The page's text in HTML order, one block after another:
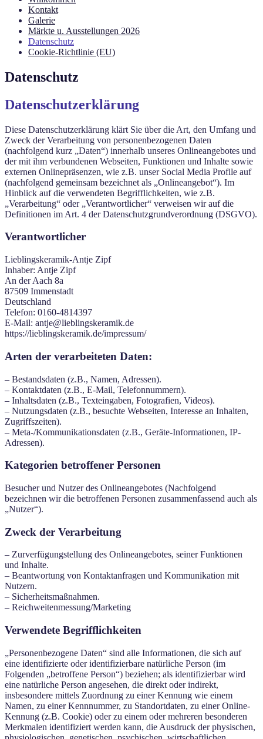
Kontakt
Galerie
Märkte u. Ausstellungen 2026
Datenschutz
Cookie-Richtlinie (EU)
Datenschutz
Datenschutzerklärung
Diese Datenschutzerklärung klärt Sie über die Art, den Umfang und
Zweck der Verarbeitung von personenbezogenen Daten
(nachfolgend kurz „Daten“) innerhalb unseres Onlineangebotes und
der mit ihm verbundenen Webseiten, Funktionen und Inhalte sowie
externen Onlinepräsenzen, wie z.B. unser Social Media Profile auf
(nachfolgend gemeinsam bezeichnet als „Onlineangebot“). Im
Hinblick auf die verwendeten Begrifflichkeiten, wie z.B.
„Verarbeitung“ oder „Verantwortlicher“ verweisen wir auf die
Definitionen im Art. 4 der Datenschutzgrundverordnung (DSGVO).
Verantwortlicher
Lieblingskeramik-Antje Zipf
Inhaber: Antje Zipf
An der Aach 8a
87509 Immenstadt
Deutschland
Telefon: 0160-4814397
E-Mail: antje@lieblingskeramik.de
https://lieblingskeramik.de/impressum/
Arten der verarbeiteten Daten:
– Bestandsdaten (z.B., Namen, Adressen).
– Kontaktdaten (z.B., E-Mail, Telefonnummern).
– Inhaltsdaten (z.B., Texteingaben, Fotografien, Videos).
– Nutzungsdaten (z.B., besuchte Webseiten, Interesse an Inhalten,
Zugriffszeiten).
– Meta-/Kommunikationsdaten (z.B., Geräte-Informationen, IP-
Adressen).
Kategorien betroffener Personen
Besucher und Nutzer des Onlineangebotes (Nachfolgend
bezeichnen wir die betroffenen Personen zusammenfassend auch als
„Nutzer“).
Zweck der Verarbeitung
– Zurverfügungstellung des Onlineangebotes, seiner Funktionen
und Inhalte.
– Beantwortung von Kontaktanfragen und Kommunikation mit
Nutzern.
– Sicherheitsmaßnahmen.
– Reichweitenmessung/Marketing
Verwendete Begrifflichkeiten
„Personenbezogene Daten“ sind alle Informationen, die sich auf
eine identifizierte oder identifizierbare natürliche Person (im
Folgenden „betroffene Person“) beziehen; als identifizierbar wird
eine natürliche Person angesehen, die direkt oder indirekt,
insbesondere mittels Zuordnung zu einer Kennung wie einem
Namen, zu einer Kennnummer, zu Standortdaten, zu einer Online-
Kennung (z.B. Cookie) oder zu einem oder mehreren besonderen
Merkmalen identifiziert werden kann, die Ausdruck der physischen,